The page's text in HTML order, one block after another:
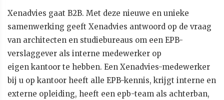
Xenadvies gaat B2B. Met deze nieuwe en unieke
samenwerking geeft Xenadvies antwoord op de vraag
van architecten en studiebureaus om een EPB-
verslaggever als interne medewerker op
eigen kantoor te hebben. Een Xenadvies-medewerker
bij u op kantoor heeft alle EPB-kennis, krijgt interne en
externe opleiding, heeft een epb-team als achterban,